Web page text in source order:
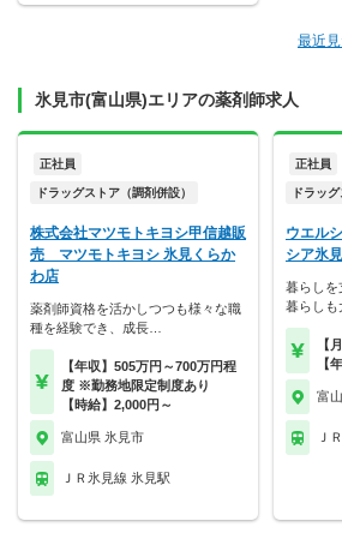
最近
氷見市(富山県)エリアの薬剤師求人
正社員
ドラッグストア（調剤併設）
株式会社マツモトキヨシ甲信越販
売 マツモトキヨシ 氷見くらか
わ店
薬剤師資格を活かしつつも様々な職
種を経験でき、成長…
【年収】505万円～700万円程
度 ※勤務地限定制度あり
【時給】2,000円～
富山県 氷見市
ＪＲ氷見線 氷見駅
正社員
ドラッ
ウエル
シア氷
暮らしを
暮らし
【
【
富
Ｊ